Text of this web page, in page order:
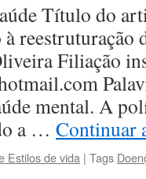
Título do
reestruturação
Filiação
mental. A
a … Continuar
Estilos de vida | Tags